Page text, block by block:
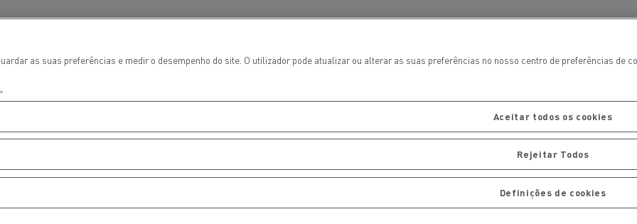
de emergência e
Manutenção de pavimentos
as suas preferências e medir o desempenho do site. O utilizador pode atualizar ou alterar as suas preferências no nosso centro de preferências de
Aceitar todos os cookies
Rejeitar Todos
Definições de cookies